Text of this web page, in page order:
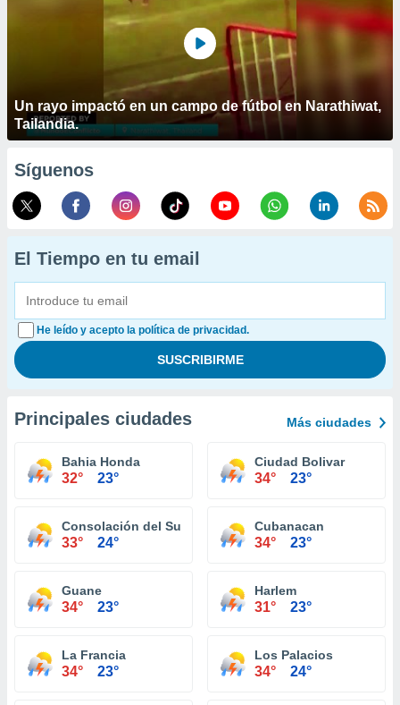
Un rayo impactó en un campo de fútbol en Narathiwat,
Tailandia.
Síguenos
El Tiempo en tu email
He leído y acepto la política de privacidad.
Principales ciudades Más ciudades
Bahia Honda
32° 23°
Ciudad Bolivar
34° 23°
Consolación del Sur
33° 24°
Cubanacan
34° 23°
Guane
34° 23°
Harlem
31° 23°
La Francia
34° 23°
Los Palacios
34° 24°